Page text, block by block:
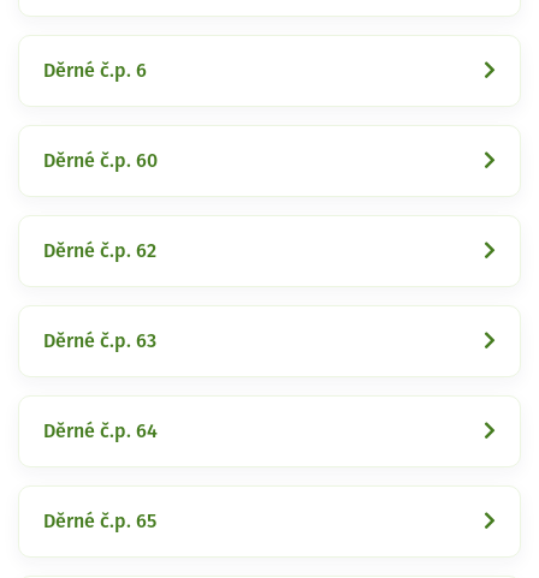
Děrné č.p. 6
Děrné č.p. 60
Děrné č.p. 62
Děrné č.p. 63
Děrné č.p. 64
Děrné č.p. 65